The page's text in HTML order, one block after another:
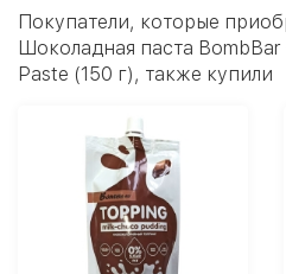
Покупатели, которые
Шоколадная паста
Paste (150 г), также купили